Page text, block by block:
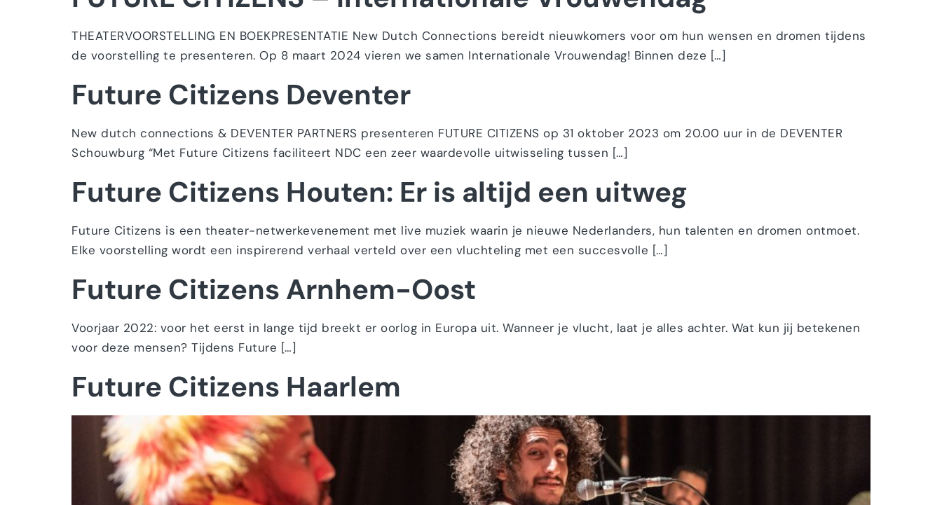
THEATERVOORSTELLING EN BOEKPRESENTATIE New Dutch Connections bereidt nieuwkomers voor om hun wensen en dromen tijdens
de voorstelling te presenteren. Op 8 maart 2024 vieren we samen Internationale Vrouwendag! Binnen deze […]
Future Citizens Deventer
New dutch connections & DEVENTER PARTNERS presenteren FUTURE CITIZENS op 31 oktober 2023 om 20.00 uur in de DEVENTER
Schouwburg “Met Future Citizens faciliteert NDC een zeer waardevolle uitwisseling tussen […]
Future Citizens Houten: Er is altijd een uitweg
Future Citizens is een theater-netwerkevenement met live muziek waarin je nieuwe Nederlanders, hun talenten en dromen ontmoet.
Elke voorstelling wordt een inspirerend verhaal verteld over een vluchteling met een succesvolle […]
Future Citizens Arnhem-Oost
Voorjaar 2022: voor het eerst in lange tijd breekt er oorlog in Europa uit. Wanneer je vlucht, laat je alles achter. Wat kun jij betekenen
voor deze mensen? Tijdens Future […]
Future Citizens Haarlem